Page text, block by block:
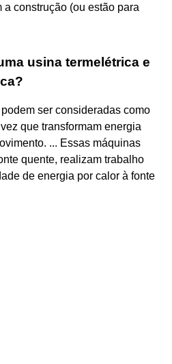
construção (ou estão para
usina termelétrica e
ser consideradas como
que transformam energia
... Essas máquinas
quente, realizam trabalho
de energia por calor à fonte